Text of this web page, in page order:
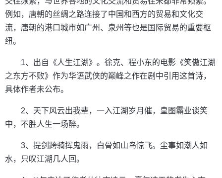
例如，唐朝的丝绸之路连接了中国和西方的贸易和文化交
流，唐朝的港口城市如广州、泉州等也是国际贸易的重要枢
纽。
1、出自《人生江湖》。徐克、程小东的电影《笑傲江湖
之东方不败》作为华语武侠的巅峰之作在剧中引用这首诗，
具体作者未公布。
2、天下风云出我辈，一入江湖岁月催，皇图霸业谈笑
中，不胜人生一场醉。
3、提剑跨骑挥鬼雨，白骨如山鸟惊飞。尘事如潮人如
水，只叹江湖几人回。